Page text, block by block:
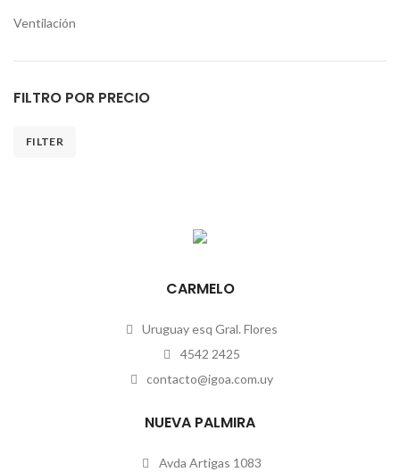
Ventilación
FILTRO POR PRECIO
FILTER
CARMELO
Uruguay esq Gral. Flores
4542 2425
contacto@igoa.com.uy
NUEVA PALMIRA
Avda Artigas 1083